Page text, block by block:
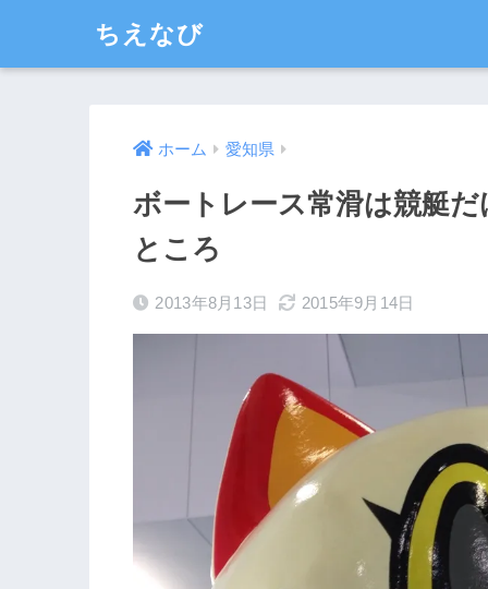
ちえなび
ホーム 愛知県
ボートレース常滑は競艇
ところ
2013年8月13日 2015年9月14日